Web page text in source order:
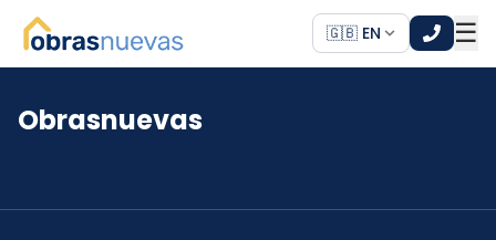
🇬🇧 EN ☰
*
Obrasnuevas